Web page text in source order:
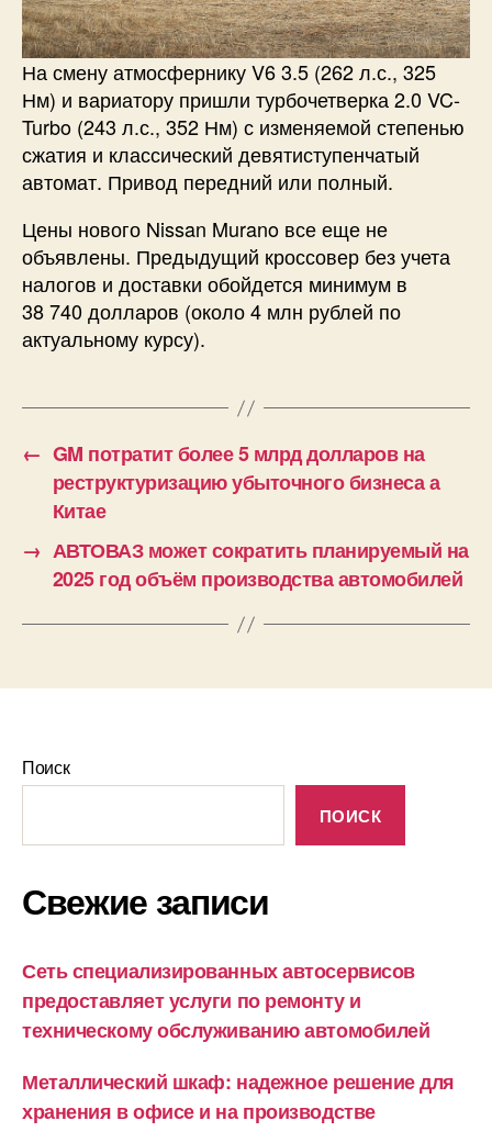
На смену атмосфернику V6 3.5 (262 л.с., 325
Нм) и вариатору пришли турбочетверка 2.0 VC-
Turbo (243 л.с., 352 Нм) с изменяемой степенью
сжатия и классический девятиступенчатый
автомат. Привод передний или полный.
Цены нового Nissan Murano все еще не
объявлены. Предыдущий кроссовер без учета
налогов и доставки обойдется минимум в
38 740 долларов (около 4 млн рублей по
актуальному курсу).
← GM потратит более 5 млрд долларов на
реструктуризацию убыточного бизнеса а
Китае
→ АВТОВАЗ может сократить планируемый на
2025 год объём производства автомобилей
Поиск
ПОИСК
Свежие записи
Сеть специализированных автосервисов
предоставляет услуги по ремонту и
техническому обслуживанию автомобилей
Металлический шкаф: надежное решение для
хранения в офисе и на производстве